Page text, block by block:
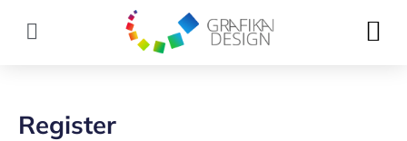
Register